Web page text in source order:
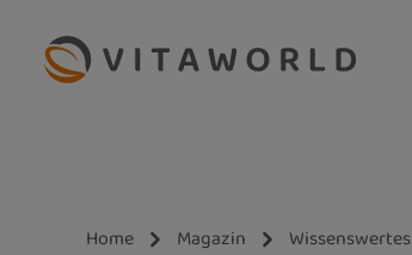
Hauptinhalt springen
Zur Suche springen
Zur Hauptnavigation springen
Home Magazin Wissenswertes